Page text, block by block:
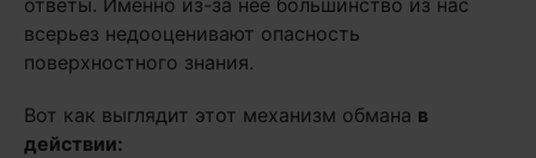
ответы. Именно из-за нее большинство из нас
всерьез недооценивают опасность
поверхностного знания.
Вот как выглядит этот механизм обмана в
действии: